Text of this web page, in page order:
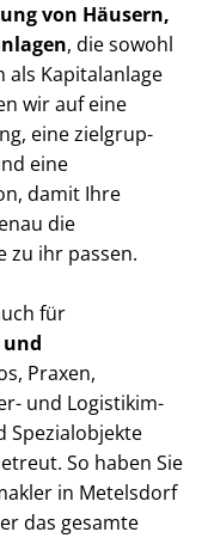
von Häusern,
, die sowohl
als Kapitalanlage
wir auf eine
eine ziel­grup­
eine
damit Ihre
die
zu ihr passen.
für
Praxen,
und Lo­gis­tik­im­
Spezialobjekte
So haben Sie
in Metelsdorf
das gesamte